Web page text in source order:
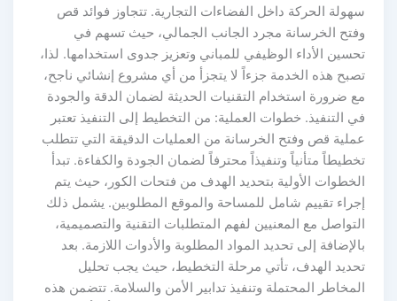
الحركة داخل الفضاءات التجارية. تتجاوز فوائد قص
الخرسانة مجرد الجانب الجمالي، حيث تسهم في
الأداء الوظيفي للمباني وتعزيز جدوى استخدامها. لذا،
هذه الخدمة جزءاً لا يتجزأ من أي مشروع إنشائي ناجح،
ضرورة استخدام التقنيات الحديثة لضمان الدقة والجودة
التنفيذ. خطوات العملية: من التخطيط إلى التنفيذ تعتبر
قص وفتح الخرسانة من العمليات الدقيقة التي تتطلب
متأنياً وتنفيذاً محترفاً لضمان الجودة والكفاءة. تبدأ
الأولية بتحديد الهدف من فتحات الكور، حيث يتم
تقييم شامل للمساحة والموقع المطلوبين. يشمل ذلك
مع المعنيين لفهم المتطلبات التقنية والتصميمية،
إلى تحديد المواد المطلوبة والأدوات اللازمة. بعد
الهدف، تأتي مرحلة التخطيط، حيث يجب تحليل
المحتملة وتنفيذ تدابير الأمن والسلامة. تتضمن هذه